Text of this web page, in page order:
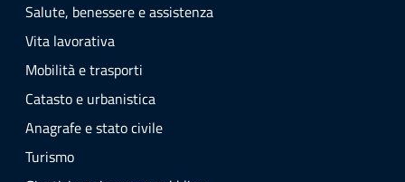
Salute, benessere e assistenza
Vita lavorativa
Mobilità e trasporti
Catasto e urbanistica
Anagrafe e stato civile
Turismo